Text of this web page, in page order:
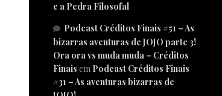
e a Pedra Filosofal
Podcast Créditos Finais #51 – As
bizarras aventuras de JOJO parte 3!
Ora ora vs muda muda – Créditos
Finais em Podcast Créditos Finais
#31 – As aventuras bizarras de